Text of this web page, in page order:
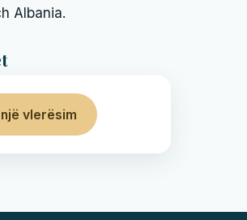
Albania.
vlerësim